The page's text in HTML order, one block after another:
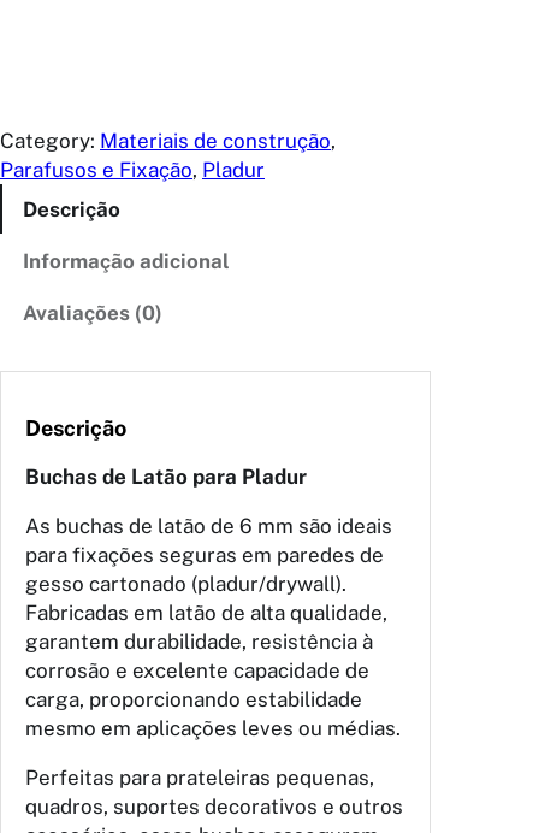
Category: Materiais de construção
Parafusos e Fixação, Pladur
Descrição
Informação adicional
Avaliações (0)
Descrição
Buchas de Latão para Pladur
As buchas de latão de 6 mm são ideais
para fixações seguras em paredes de
gesso cartonado (pladur/drywall).
Fabricadas em latão de alta qualidade,
garantem durabilidade, resistência à
corrosão e excelente capacidade de
carga, proporcionando estabilidade
mesmo em aplicações leves ou médias.
Perfeitas para prateleiras pequenas,
quadros, suportes decorativos e outros